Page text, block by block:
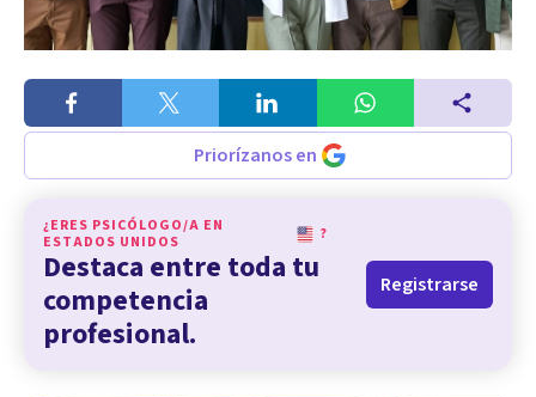
Priorízanos en
¿ERES PSICÓLOGO/A EN
ESTADOS UNIDOS
?
Destaca entre toda tu
competencia
profesional.
Registrarse